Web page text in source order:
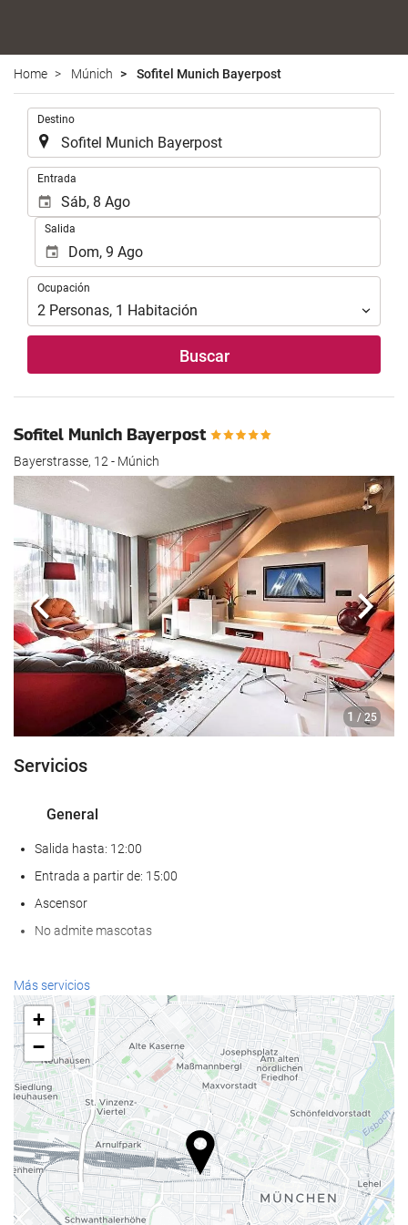
Home Múnich Sofitel Munich Bayerpost
Destino
Entrada
Salida
Ocupación
Ocupación
2 Personas, 1 Habitación
Buscar
Sofitel Munich Bayerpost
Bayerstrasse, 12 - Múnich
1 / 25
Anterior
Servicios
General
Salida hasta: 12:00
Entrada a partir de: 15:00
Ascensor
No admite mascotas
Bienestar
Spa
Hammam
Sauna
Gimnasio
Servicios de recepción
Recepción 24 horas
Guardaequipaje
Más servicios
+
−